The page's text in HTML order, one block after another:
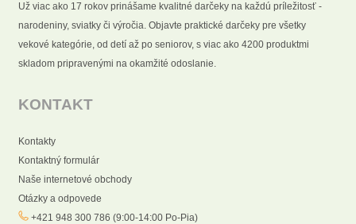
Už viac ako 17 rokov prinášame kvalitné darčeky na každú príležitosť -
narodeniny, sviatky či výročia. Objavte praktické darčeky pre všetky
vekové kategórie, od detí až po seniorov, s viac ako 4200 produktmi
skladom pripravenými na okamžité odoslanie.
KONTAKT
Kontakty
Kontaktný formulár
Naše internetové obchody
Otázky a odpovede
+421 948 300 786 (9:00-14:00 Po-Pia)